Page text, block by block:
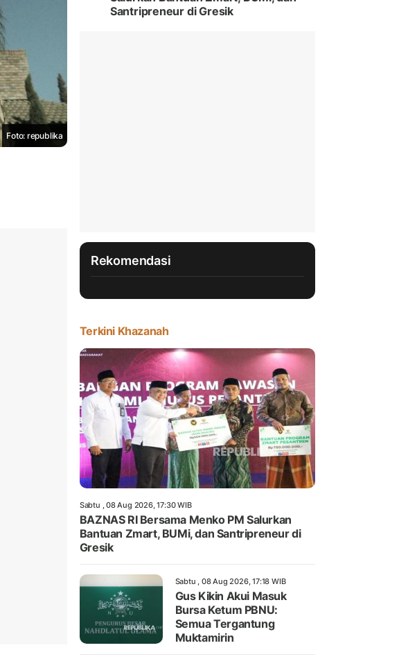
Foto: republika
Santripreneur di Gresik
Rekomendasi
Terkini Khazanah
Sabtu , 08 Aug 2026, 17:30 WIB
BAZNAS RI Bersama Menko PM Salurkan
Bantuan Zmart, BUMi, dan Santripreneur di
Gresik
Sabtu , 08 Aug 2026, 17:18 WIB
Gus Kikin Akui Masuk
Bursa Ketum PBNU:
Semua Tergantung
Muktamirin